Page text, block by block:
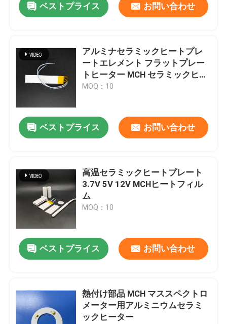
家へ
ビデオ
ベストプライス お問い合わせ
アルミナセラミックヒートプレ
ートエレメント フラットプレー
トヒーター MCH セラミックヒー
トプレートエレメント
MOQ：10
ベストプライス お問い合わせ
高温セラミックヒートプレート
3.7V 5V 12V MCHヒートフィル
ム
MOQ：10
ベストプライス お問い合わせ
熱付け部品 MCH マススペクトロ
メーター用アルミニウムセラミ
ックヒーター